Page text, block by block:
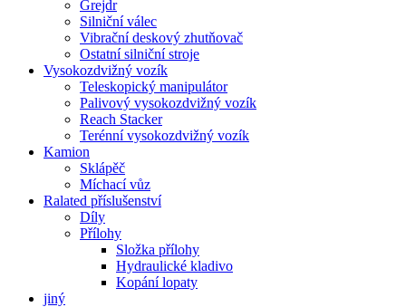
Grejdr
Silniční válec
Vibrační deskový zhutňovač
Ostatní silniční stroje
Vysokozdvižný vozík
Teleskopický manipulátor
Palivový vysokozdvižný vozík
Reach Stacker
Terénní vysokozdvižný vozík
Kamion
Sklápěč
Míchací vůz
Ralated příslušenství
Díly
Přílohy
Složka přílohy
Hydraulické kladivo
Kopání lopaty
jiný